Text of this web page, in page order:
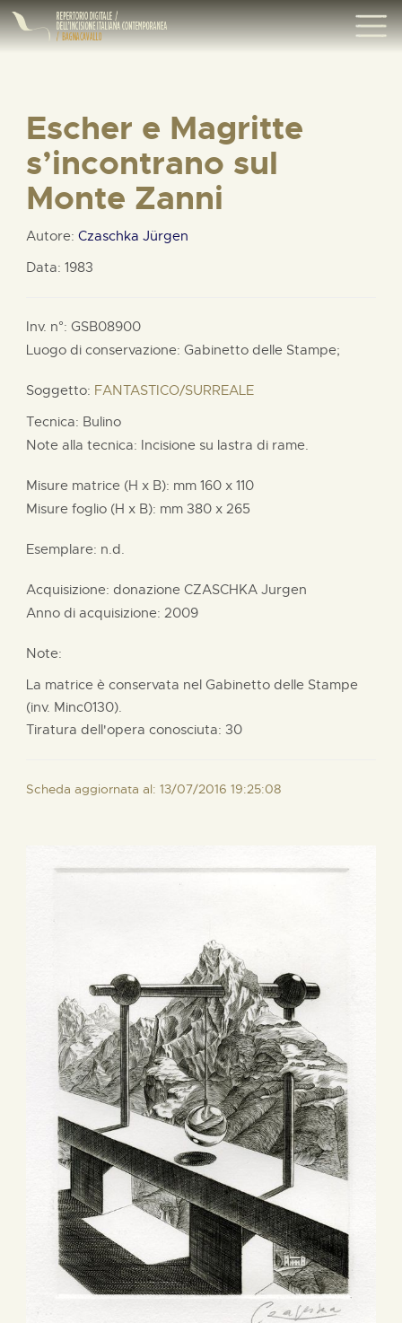
Escher e Magritte
s’incontrano sul
Monte Zanni
Autore: Czaschka Jürgen
Data: 1983
Inv. n°: GSB08900
Luogo di conservazione: Gabinetto delle Stampe;
Soggetto: FANTASTICO/SURREALE
Tecnica: Bulino
Note alla tecnica: Incisione su lastra di rame.
Misure matrice (H x B): mm 160 x 110
Misure foglio (H x B): mm 380 x 265
Esemplare: n.d.
Acquisizione: donazione CZASCHKA Jurgen
Anno di acquisizione: 2009
Note:
La matrice è conservata nel Gabinetto delle Stampe
(inv. Minc0130).
Tiratura dell'opera conosciuta: 30
Scheda aggiornata al: 13/07/2016 19:25:08